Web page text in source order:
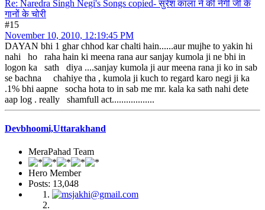
Re: Naredra Singh Negi's Songs copied- सुरेश काला ने की नेगी जी के
गानों के चोरी
#15
November 10, 2010, 12:19:45 PM
DAYAN bhi 1 ghar chhod kar chalti hain......aur mujhe to yakin hi
nahi ho raha hain ki meena rana aur sanjay kumola ji ne bhi in
logon ka sath diya ....sanjay kumola ji aur meena rana ji ko in sab
se bachna chahiye tha , kumola ji kuch to regard karo negi ji ka
.1% bhi aapne socha hota to in sab me mr. kala ka sath nahi dete
aap log . really shamfull act..................
Devbhoomi,Uttarakhand
MeraPahad Team
Hero Member
Posts: 13,048